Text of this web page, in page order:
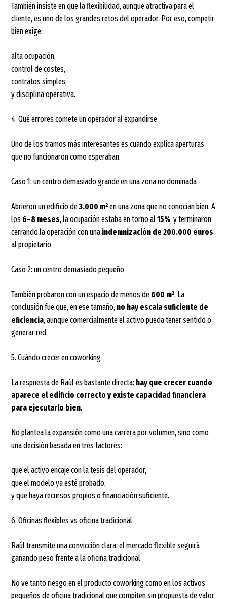
También insiste en que la flexibilidad, aunque atractiva para el
cliente, es uno de los grandes retos del operador. Por eso, competir
bien exige:
alta ocupación,
control de costes,
contratos simples,
y disciplina operativa.
4. Qué errores comete un operador al expandirse
Uno de los tramos más interesantes es cuando explica aperturas
que no funcionaron como esperaban.
Caso 1: un centro demasiado grande en una zona no dominada
Abrieron un edificio de3.000 m²en una zona que no conocían bien. A
los 6–8 meses, la ocupación estaba en torno al15%, y terminaron
cerrando la operación con una indemnización de 200.000 euros
al propietario.
Caso 2: un centro demasiado pequeño
También probaron con un espacio de menos de 600 m². La
conclusión fue que, en ese tamaño, no hay escala suficiente de
eficiencia, aunque comercialmente el activo pueda tener sentido o
generar red.
5. Cuándo crecer en coworking
La respuesta de Raúl es bastante directa: hay que crecer cuando
aparece el edificio correcto y existe capacidad financiera
para ejecutarlo bien.
No plantea la expansión como una carrera por volumen, sino como
una decisión basada en tres factores:
que el activo encaje con la tesis del operador,
que el modelo ya esté probado,
y que haya recursos propios o financiación suficiente.
6. Oficinas flexibles vs oficina tradicional
Raúl transmite una convicción clara: el mercado flexible seguirá
ganando peso frente a la oficina tradicional.
No ve tanto riesgo en el producto coworking como en los activos
pequeños de oficina tradicional que compiten sin propuesta de valor